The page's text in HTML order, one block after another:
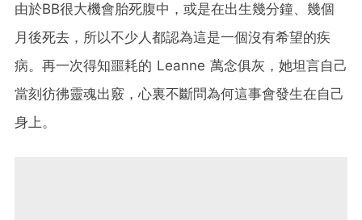
由於BB很大機會胎死腹中，或是在出生幾分鐘、幾個
月後死去，所以不少人都認為這是一個沒有希望的疾
病。再一次得知噩耗的 Leanne 萬念俱灰，她坦言自己
當刻彷彿靈魂出竅，心裏不斷問為何這事會發生在自己
身上。